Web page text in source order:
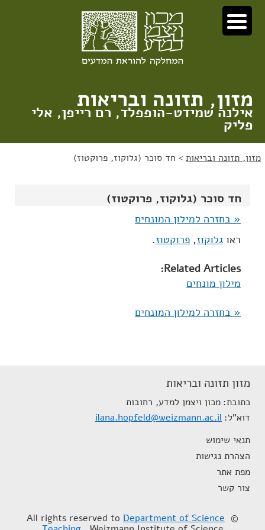
דלג
לתוכן
דלג
לניווט
מזון, תזונה ובריאות
אילנה שמידט-הופפלד, רם רייפן, אלי
פליק
מזון, תזונה ובריאות > חד סוכר (גלוקוז, פרוקטוז)
חד סוכר (גלוקוז, פרוקטוז)
« בחזרה למילון המונחים
ראו גלוקוז, פרוקטוז.
Related Articles:
מילון מונחים
« בחזרה למילון המונחים
מזון תזונה ובריאות
כתובת מכון ויצמן למדע, רחובות
דוא"ל ilana.hopfeld@weizmann.ac.il
תנאי שימוש
הצהרת נגישות
מפת אתר
צור קשר
© All rights reserved to
Department of Science